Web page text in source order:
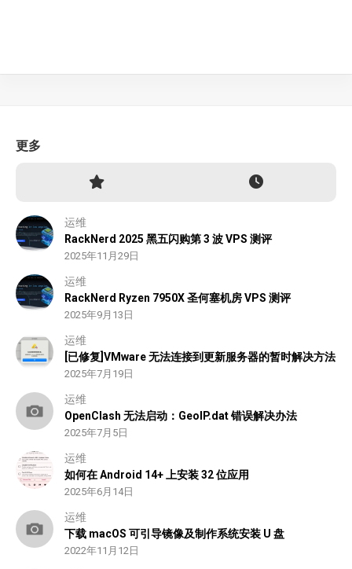
更多
运维
RackNerd 2025 黑五闪购第 3 波 VPS 测评
2025年11月29日
运维
RackNerd Ryzen 7950X 圣何塞机房 VPS 测评
2025年9月13日
运维
[已修复]VMware 无法连接到更新服务器的暂时解决方法
2025年7月19日
运维
OpenClash 无法启动：GeoIP.dat 错误解决办法
2025年7月5日
运维
如何在 Android 14+ 上安装 32 位应用
2025年6月14日
运维
下载 macOS 可引导镜像及制作系统安装 U 盘
2022年11月12日